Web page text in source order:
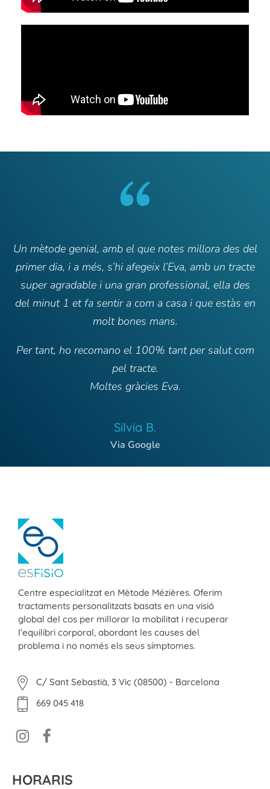
“
Un mètode genial, amb el que notes millora des del
primer dia, i a més, s’hi afegeix l’Eva, amb un tracte
super agradable i una gran professional, ella des
del minut 1 et fa sentir a com a casa i que estàs en
molt bones mans.
Per tant, ho recomano el 100% tant per salut com
pel tracte.
Moltes gràcies Eva.
Silvia B.
Via Google
Centre especialitzat en Mètode Mézières. Oferim
tractaments personalitzats basats en una visió
global del cos per millorar la mobilitat i recuperar
l’equilibri corporal, abordant les causes del
problema i no només els seus símptomes.
C/ Sant Sebastià, 3 Vic (08500) - Barcelona
669 045 418
HORARIS